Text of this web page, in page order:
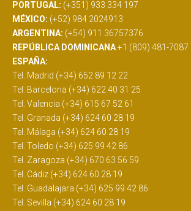
PORTUGAL: (+351) 933 334 197
MÉXICO: (+52) 984 2024913
ARGENTINA: (+54) 911 36757376
REPÚBLICA DOMINICANA+1 (809) 481-7087
ESPAÑA:
Tel. Madrid (+34) 652 89 12 22
Tel. Barcelona (+34) 622 40 31 25
Tel. Valencia (+34) 615 67 52 61
Tel. Granada (+34) 624 60 28 19
Tel. Málaga (+34) 624 60 28 19
Tel. Toledo (+34) 625 99 42 86
Tel. Zaragoza (+34) 670 63 56 59
Tel. Cádiz (+34) 624 60 28 19
Tel. Guadalajara (+34) 625 99 42 86
Tel. Sevilla (+34) 624 60 28 19